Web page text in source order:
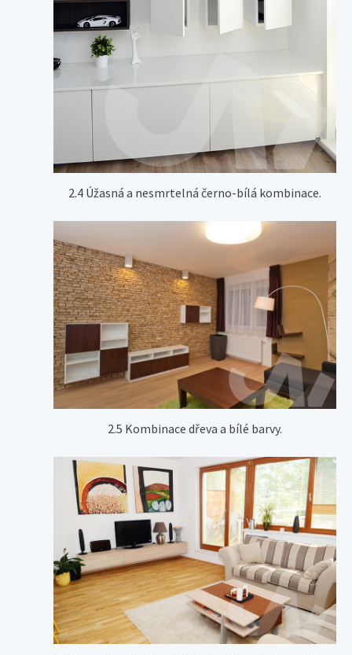
2.4 Úžasná a nesmrtelná černo-bílá kombinace.
2.5 Kombinace dřeva a bílé barvy.